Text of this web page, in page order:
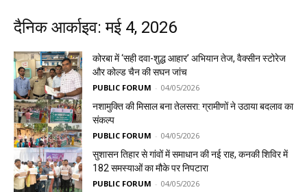
दैनिक आर्काइव: मई 4, 2026
कोरबा में ‘सही दवा-शुद्ध आहार’ अभियान तेज, वैक्सीन स्टोरेज
और कोल्ड चैन की सघन जांच
PUBLIC FORUM - 04/05/2026
नशामुक्ति की मिसाल बना तेलसरा: ग्रामीणों ने उठाया बदलाव का
संकल्प
PUBLIC FORUM - 04/05/2026
सुशासन तिहार से गांवों में समाधान की नई राह, कनकी शिविर में
182 समस्याओं का मौके पर निपटारा
PUBLIC FORUM - 04/05/2026